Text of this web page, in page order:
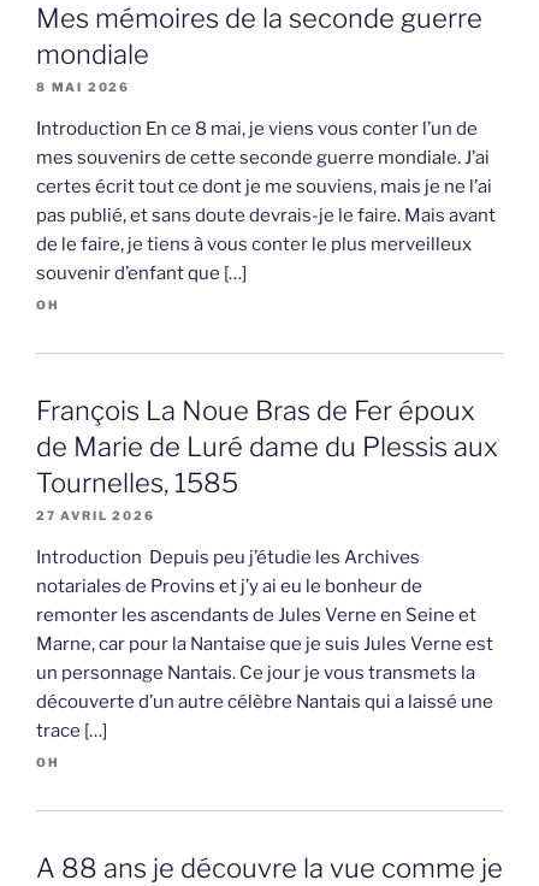
Mes mémoires de la seconde guerre
mondiale
8 MAI 2026
Introduction En ce 8 mai, je viens vous conter l’un de
mes souvenirs de cette seconde guerre mondiale. J’ai
certes écrit tout ce dont je me souviens, mais je ne l’ai
pas publié, et sans doute devrais-je le faire. Mais avant
de le faire, je tiens à vous conter le plus merveilleux
souvenir d’enfant que […]
OH
François La Noue Bras de Fer époux
de Marie de Luré dame du Plessis aux
Tournelles, 1585
27 AVRIL 2026
Introduction Depuis peu j’étudie les Archives
notariales de Provins et j’y ai eu le bonheur de
remonter les ascendants de Jules Verne en Seine et
Marne, car pour la Nantaise que je suis Jules Verne est
un personnage Nantais. Ce jour je vous transmets la
découverte d’un autre célèbre Nantais qui a laissé une
trace […]
OH
A 88 ans je découvre la vue comme je